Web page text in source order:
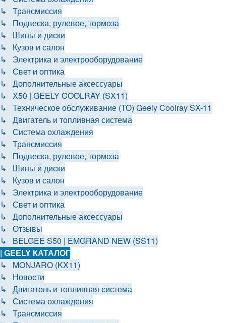
↳ Трансмиссия
↳ Подвеска, рулевое, тормоза
↳ Шины и диски
↳ Кузов и салон
↳ Электрика и электрооборудование
↳ Свет и оптика
↳ Дополнительные аксессуары
↳ X50 | GEELY COOLRAY (SX11)
↳ Техническое обслуживание (ТО) Geely Coolray SX-11
↳ Двигатель и топливная система
↳ Система охлаждения
↳ Трансмиссия
↳ Подвеска, рулевое, тормоза
↳ Шины и диски
↳ Кузов и салон
↳ Электрика и электрооборудование
↳ Свет и оптика
↳ Дополнительные аксессуары
↳ Отзывы
↳ BELGEE S50 | EMGRAND NEW (SS11)
| GEELY КАТАЛОГ
↳ MONJARO (KX11)
↳ Новости
↳ Двигатель и топливная система
↳ Система охлаждения
↳ Трансмиссия